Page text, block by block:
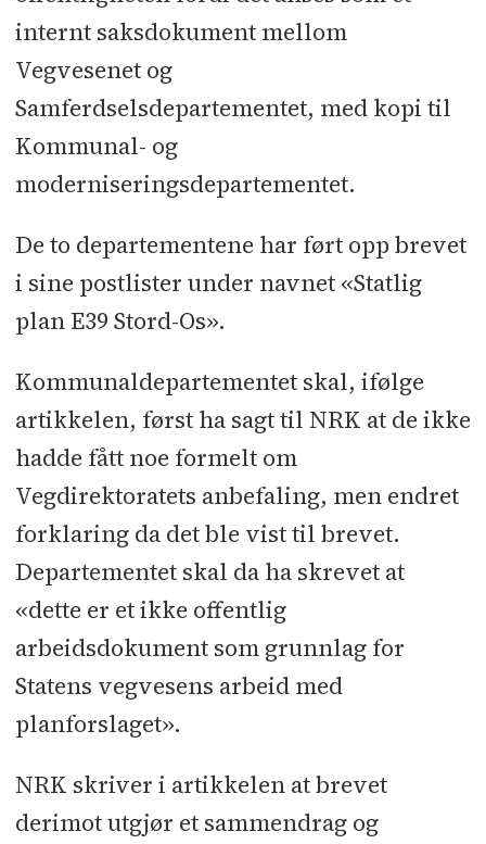
internt saksdokument mellom
Vegvesenet og
Samferdselsdepartementet, med kopi til
Kommunal- og
moderniseringsdepartementet.
De to departementene har ført opp brevet
i sine postlister under navnet «Statlig
plan E39 Stord-Os».
Kommunaldepartementet skal, ifølge
artikkelen, først ha sagt til NRK at de ikke
hadde fått noe formelt om
Vegdirektoratets anbefaling, men endret
forklaring da det ble vist til brevet.
Departementet skal da ha skrevet at
«dette er et ikke offentlig
arbeidsdokument som grunnlag for
Statens vegvesens arbeid med
planforslaget».
NRK skriver i artikkelen at brevet
derimot utgjør et sammendrag og